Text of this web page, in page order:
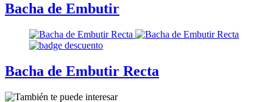
Bacha de Embutir
Bacha de Embutir Recta